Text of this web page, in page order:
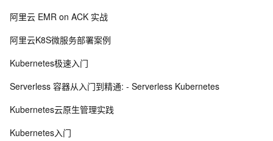
8 k8s 删除命令空间namespace卡住解决方法
10大规模 K8s 集群管理经验分享 · 上篇
阿里云 EMR on ACK 实战
阿里云K8S微服务部署案例
Kubernetes极速入门
Serverless 容器从入门到精通: - Serverless Kubernetes
Kubernetes云原生管理实践
Kubernetes入门